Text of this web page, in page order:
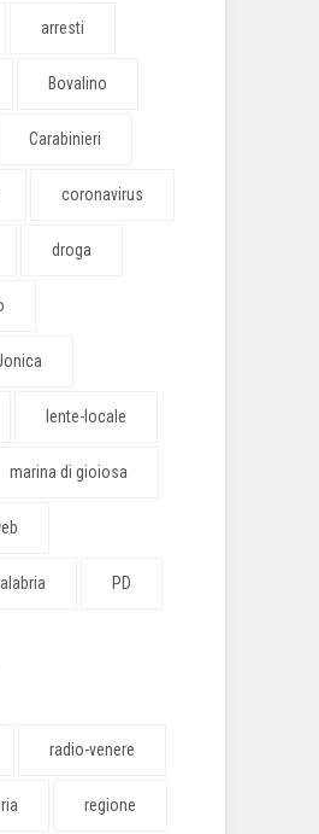
arresti
Bovalino
Carabinieri
coronavirus
droga
lente-locale
marina di gioiosa
PD
radio-venere
regione